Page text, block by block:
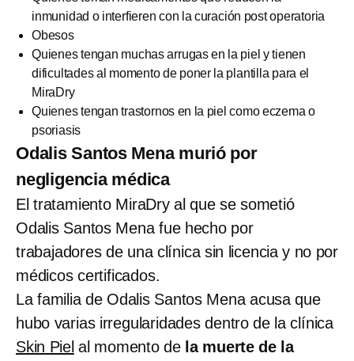
inmunidad o interfieren con la curación post operatoria
Obesos
Quienes tengan muchas arrugas en la piel y tienen
dificultades al momento de poner la plantilla para el
MiraDry
Quienes tengan trastornos en la piel como eczema o
psoriasis
Odalis Santos Mena murió por
negligencia médica
El tratamiento MiraDry al que se sometió
Odalis Santos Mena fue hecho por
trabajadores de una clínica sin licencia y no por
médicos certificados.
La familia de Odalis Santos Mena acusa que
hubo varias irregularidades dentro de la clínica
Skin Piel al momento dela muerte de la